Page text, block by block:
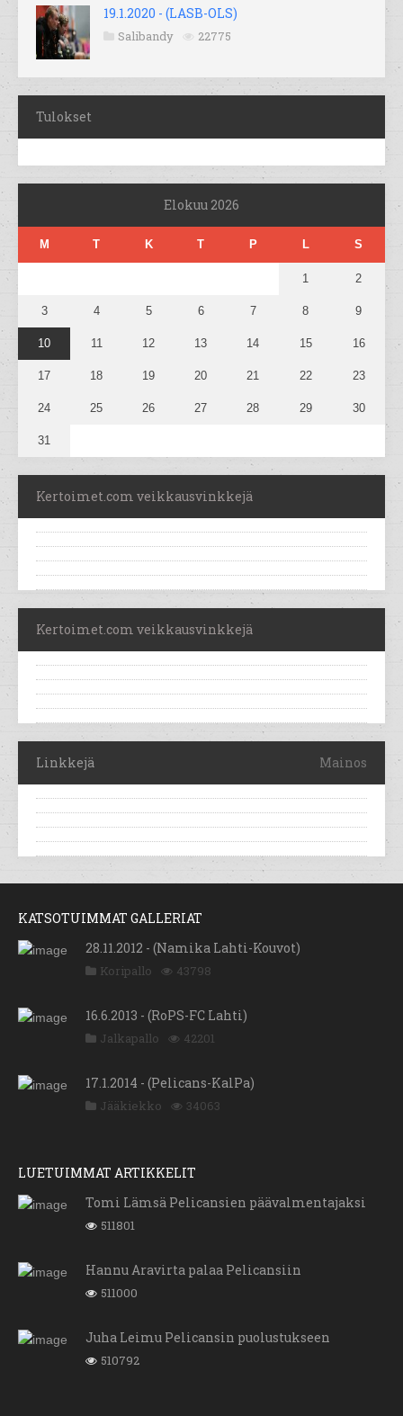
19.1.2020 - (LASB-OLS)
Salibandy 22775
Tulokset
Elokuu 2026
M T K T P L S
1 2
3 4 5 6 7 8 9
10 11 12 13 14 15 16
17 18 19 20 21 22 23
24 25 26 27 28 29 30
31
Kertoimet.com veikkausvinkkejä
Kertoimet.com veikkausvinkkejä
Linkkejä Mainos
KATSOTUIMMAT GALLERIAT
28.11.2012 - (Namika Lahti-Kouvot)
Koripallo 43798
16.6.2013 - (RoPS-FC Lahti)
Jalkapallo 42201
17.1.2014 - (Pelicans-KalPa)
Jääkiekko 34063
LUETUIMMAT ARTIKKELIT
Tomi Lämsä Pelicansien päävalmentajaksi
511801
Hannu Aravirta palaa Pelicansiin
511000
Juha Leimu Pelicansin puolustukseen
510792